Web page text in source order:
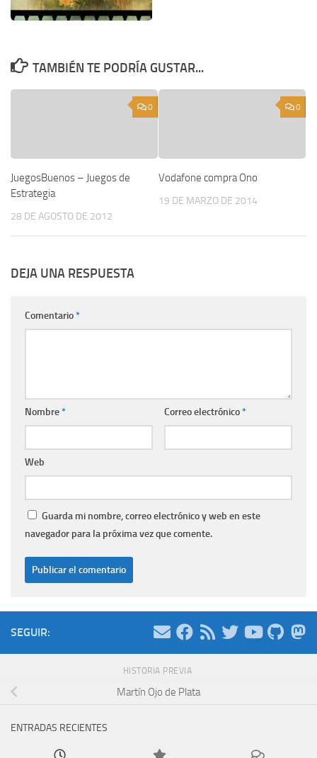
TAMBIÉN TE PODRÍA GUSTAR...
0
JuegosBuenos – Juegos de
Estrategia
28 DE AGOSTO DE 2012
0
Vodafone compra Ono
19 DE MARZO DE 2014
DEJA UNA RESPUESTA
Comentario*
Nombre* Correo electrónico*
Web
Guarda mi nombre, correo electrónico y web en este
navegador para la próxima vez que comente.
SEGUIR:
HISTORIA PREVIA
Martín Ojo de Plata
ENTRADAS RECIENTES